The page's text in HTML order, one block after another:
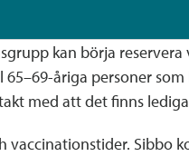
kan börja
åriga personer
med att det finns
Sibbo